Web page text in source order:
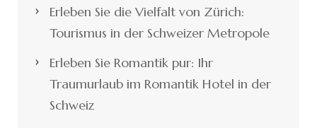
Erleben Sie die Vielfalt von Zürich:
Tourismus in der Schweizer Metropole
Erleben Sie Romantik pur: Ihr
Traumurlaub im Romantik Hotel in der
Schweiz